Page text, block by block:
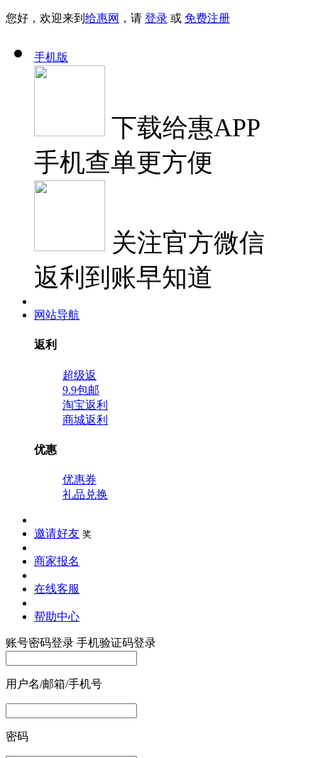
您好，欢迎来到 给惠网 ，请 登录 或 免费注册
手机版
下载给惠APP
手机查单更方便
关注官方微信
返利到账早知道
网站导航
返利
超级返
9.9包邮
淘宝返利
商城返利
优惠
优惠券
礼品兑换
邀请好友 奖
商家报名
在线客服
帮助中心
账号密码登录 手机验证码登录
用户名/邮箱/手机号
密码